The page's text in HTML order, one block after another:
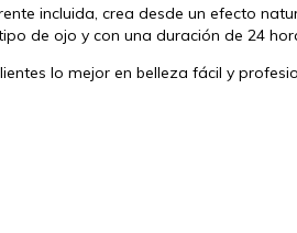
incluida, crea desde un efecto
de ojo y con una duración de 24
lo mejor en belleza fácil y